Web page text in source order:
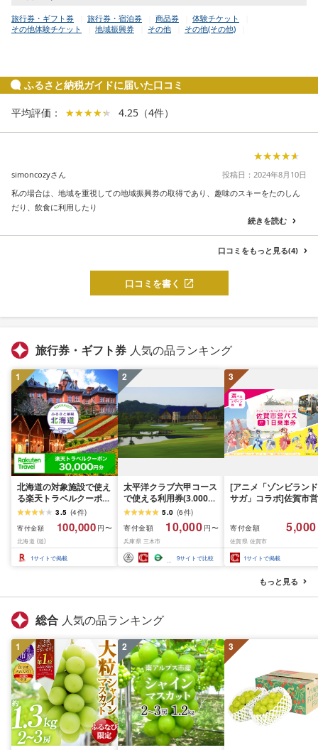
旅行券・ギフト券 旅行券・宿泊券 商品券
体験チケット
その他体験チケット
地域振興券 その他 その他(その他)
ふるさと納税ガイドに届いた口コミ
平均評価： ★★★★★
★★★★★ 4.25 （4件）
★★★★★
★★★★★
simoncozyさん
投稿日：2024年8月10日
私の場合は、地域を重視しての地域振興券の取得であり、趣味のスキーをたのしん
だり、飲食に利用したり
続きを読む
口コミをもっと見る(4)
口コミを書く
旅行券・ギフト券 人気の品ランキング
1
北海道の対象施設で使え
る楽天トラベルクーポン
寄付額100,000円
3.5 (4件)
寄付金額 100,000 円〜
北海道 (道)
1サイトで掲載
2
太平洋クラブ六甲コース
で使える利用券(3.000円
分)
5.0 (6件)
寄付金額
10,000 円〜
兵庫県 三木市
9サイトで比較
3
[アニメ「ゾンビランド
サガ」コラボ]佐賀市営
寄付金額 5,000
佐賀県 佐賀市
1サイトで掲載
もっと見る
総合 人気の品ランキング
1 2 3